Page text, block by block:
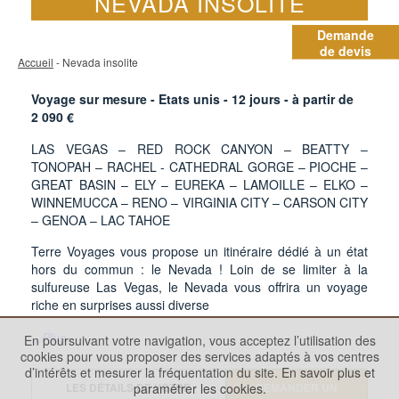
Demande
de devis
Accueil - Nevada insolite
Voyage sur mesure - Etats unis - 12 jours - à partir de
2 090 €
LAS VEGAS – RED ROCK CANYON – BEATTY –
TONOPAH – RACHEL - CATHEDRAL GORGE – PIOCHE –
GREAT BASIN – ELY – EUREKA – LAMOILLE – ELKO –
WINNEMUCCA – RENO – VIRGINIA CITY – CARSON CITY
– GENOA – LAC TAHOE
Terre Voyages vous propose un itinéraire dédié à un état
hors du commun : le Nevada ! Loin de se limiter à la
sulfureuse Las Vegas, le Nevada vous offrira un voyage
riche en surprises aussi diverse
...Plus
LES DÉTAILS DE VOTRE
DEMANDER UN
En poursuivant votre navigation, vous acceptez l’utilisation des
cookies pour vous proposer des services adaptés à vos centres
d’intérêts et mesurer la fréquentation du site. En savoir plus et
paramétrer les cookies.